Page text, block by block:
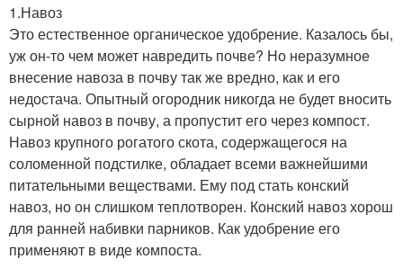
1.Навоз
Это естественное органическое удобрение. Казалось бы,
уж он-то чем может навредить почве? Но неразумное
внесение навоза в почву так же вредно, как и его
недостача. Опытный огородник никогда не будет вносить
сырной навоз в почву, а пропустит его через компост.
Навоз крупного рогатого скота, содержащегося на
соломенной подстилке, обладает всеми важнейшими
питательными веществами. Ему под стать конский
навоз, но он слишком теплотворен. Конский навоз хорош
для ранней набивки парников. Как удобрение его
применяют в виде компоста.